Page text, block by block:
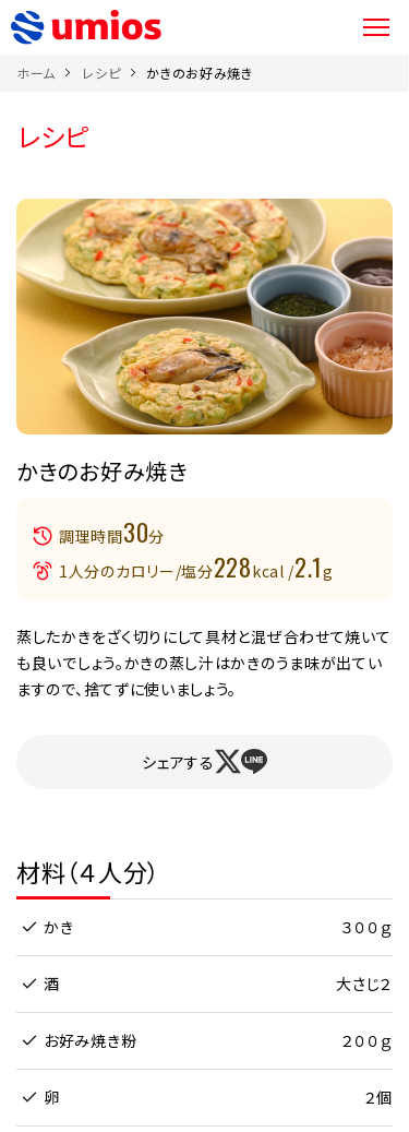
ホーム レシピ かきのお好み焼き
レシピ
かきのお好み焼き
調理時間30分
1人分のカロリー/塩分228kcal /2.1g
蒸したかきをざく切りにして具材と混ぜ合わせて焼いて
も良いでしょう。かきの蒸し汁はかきのうま味が出てい
ますので、捨てずに使いましょう。
シェアする
材料（４人分）
かき ３００ｇ
酒 大さじ２
お好み焼き粉 ２００ｇ
卵 ２個